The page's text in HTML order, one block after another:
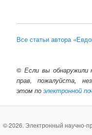
Все статьи автора
© Если вы обнаружили
прав, пожалуйста,
этом поэлектронной
© 2026. Электронный научно-